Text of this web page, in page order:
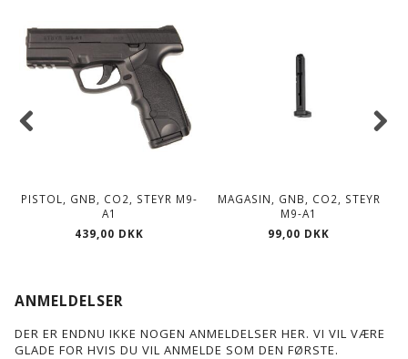
PISTOL, GNB, CO2, STEYR M9-
A1
439,00 DKK
MAGASIN, GNB, CO2, STEYR
M9-A1
99,00 DKK
ANMELDELSER
DER ER ENDNU IKKE NOGEN ANMELDELSER HER. VI VIL VÆRE
GLADE FOR HVIS DU VIL ANMELDE SOM DEN FØRSTE.